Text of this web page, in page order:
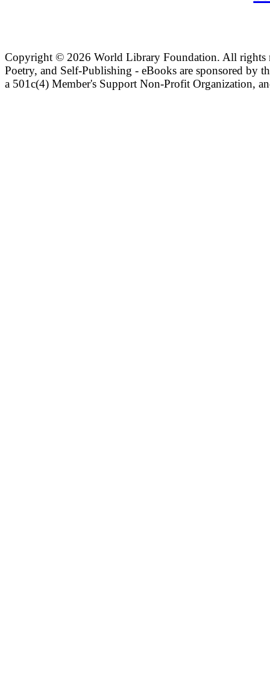
Copyright © 2026 World Library Foundation. All rights
Poetry, and Self-Publishing - eBooks are sponsored by
a 501c(4) Member's Support Non-Profit Organization,